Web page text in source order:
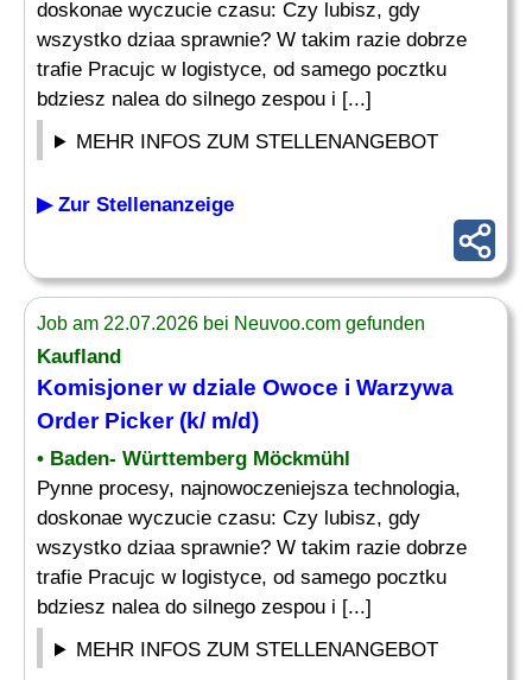
doskonae wyczucie czasu: Czy lubisz, gdy
wszystko dziaa sprawnie? W takim razie dobrze
trafie Pracujc w logistyce, od samego pocztku
bdziesz nalea do silnego zespou i [...]
MEHR INFOS ZUM STELLENANGEBOT
▶ Zur Stellenanzeige
Job am 22.07.2026 bei Neuvoo.com gefunden
Kaufland
Komisjoner w dziale Owoce i Warzywa
Order Picker(k/ m/d)
• Baden- Württemberg Möckmühl
Pynne procesy, najnowoczeniejsza technologia,
doskonae wyczucie czasu: Czy lubisz, gdy
wszystko dziaa sprawnie? W takim razie dobrze
trafie Pracujc w logistyce, od samego pocztku
bdziesz nalea do silnego zespou i [...]
MEHR INFOS ZUM STELLENANGEBOT